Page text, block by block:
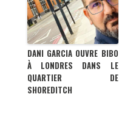
DANI GARCIA OUVRE BIBO
À LONDRES DANS LE
QUARTIER DE
SHOREDITCH